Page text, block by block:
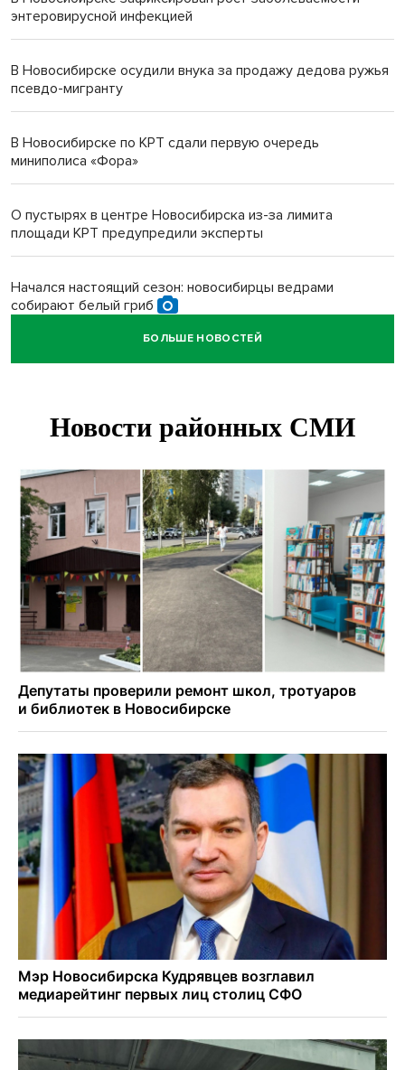
энтеровирусной инфекцией
В Новосибирске осудили внука за продажу дедова ружья
псевдо-мигранту
В Новосибирске по КРТ сдали первую очередь
миниполиса «Фора»
О пустырях в центре Новосибирска из-за лимита
площади КРТ предупредили эксперты
Начался настоящий сезон: новосибирцы ведрами
собирают белый гриб
Под Новосибирском водитель авто выжил в
В Новосибирске Роспотребнадзор изъял из продажи 1,4
Два миллиона на покупку авто получат 28 семей в
Новосибирской области
В Новосибирской области больше тысячи человек
пострадали в ДТП
БОЛЬШЕ НОВОСТЕЙ